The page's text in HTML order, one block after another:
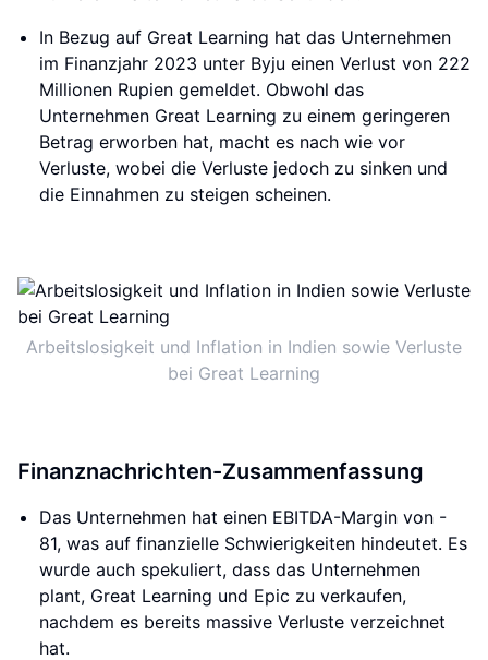
In Bezug auf Great Learning hat das Unternehmen
im Finanzjahr 2023 unter Byju einen Verlust von 222
Millionen Rupien gemeldet. Obwohl das
Unternehmen Great Learning zu einem geringeren
Betrag erworben hat, macht es nach wie vor
Verluste, wobei die Verluste jedoch zu sinken und
die Einnahmen zu steigen scheinen.
Arbeitslosigkeit und Inflation in Indien sowie Verluste
bei Great Learning
Finanznachrichten-Zusammenfassung
Das Unternehmen hat einen EBITDA-Margin von -
81, was auf finanzielle Schwierigkeiten hindeutet. Es
wurde auch spekuliert, dass das Unternehmen
plant, Great Learning und Epic zu verkaufen,
nachdem es bereits massive Verluste verzeichnet
hat.